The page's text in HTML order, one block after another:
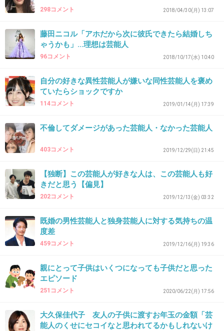
42. 匿名2026/06/03(水) 21:34:48
子役みんなだね
43. 匿名2026/06/03(水) 21:34:54
>>11
44. 匿名2026/06/03(水) 21:38:10
>>1
性格もいいんだよね
仲良しの小野花梨さんが「はるぴょんは妖精」
1件の返信
298コメント 2018/04/30(月) 13:07
藤田ニコル「アホだから次に彼氏できたら結婚しち
ゃうかも」…理想は芸能人
96コメント 2018/10/17(水) 10:40
自分の好きな異性芸能人が嫌いな同性芸能人を褒め
ていたらショックですか
114コメント 2019/01/14(月) 17:39
不倫してダメージがあった芸能人・なかった芸能人
403コメント 2019/12/29(日) 21:45
【独断】この芸能人が好きな人は、この芸能人も好
きだと思う【偏見】
202コメント 2019/12/13(金) 03:32
既婚の男性芸能人と独身芸能人に対する気持ちの温
度差
459コメント 2019/12/16(月) 19:36
親にとって子供はいくつになっても子供だと思った
エピソード
251コメント 2020/06/22(月) 17:56
大久保佳代子 友人の子供に渡すお年玉の金額「芸
能人のくせにセコイなと思われてるかもしれないけ